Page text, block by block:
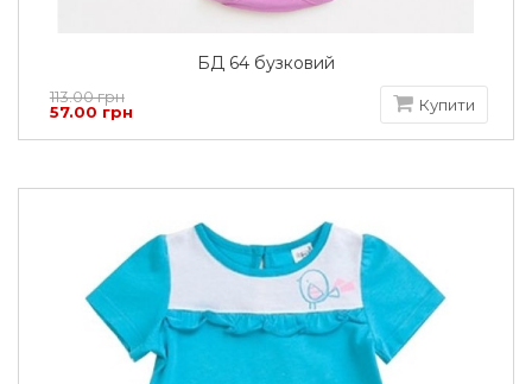
БД 64 бузковий
113.00 грн
57.00 грн
Купити